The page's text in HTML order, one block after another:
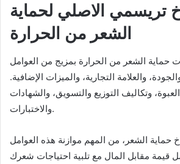
تريسمي الاصلي لحماية
الشعر من الحرارة
حماية الشعر من الحرارة بمزيج من العوامل
والعلامة التجارية، والميزات الإضافية.
وتكاليف التوزيع والتسويق، والشهادات
والاختبارات.
حماية الشعر، من المهم موازنة هذه العوامل
مقابل المال مع تلبية احتياجات شعرك